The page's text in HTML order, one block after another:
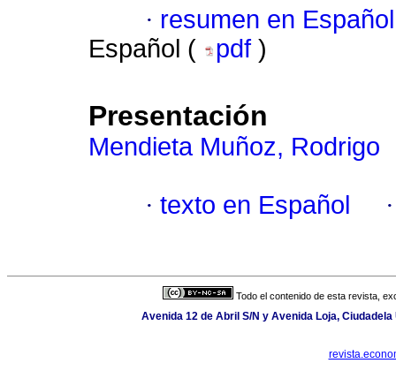
· resumen en Español
Español (
pdf )
Presentación
Mendieta Muñoz, Rodrigo
· texto en Español
Todo el contenido de esta revista,
Avenida 12 de Abril S/N y Avenida Loja,